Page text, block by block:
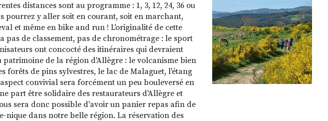
distances sont au programme : 1, 3, 12, 24, 36 ou
pourrez y aller soit en courant, soit en marchant,
et même en bike and run ! L'originalité de cette
de classement, pas de chronométrage : le sport
ont concocté des itinéraires qui devraient
de la région d'Allègre : le volcanisme bien
forêts de pins sylvestres, le lac de Malaguet, l'étang
convivial sera forcément un peu bouleversé en
part être solidaire des restaurateurs d'Allègre et
sera donc possible d'avoir un panier repas afin de
nique dans notre belle région. La réservation des